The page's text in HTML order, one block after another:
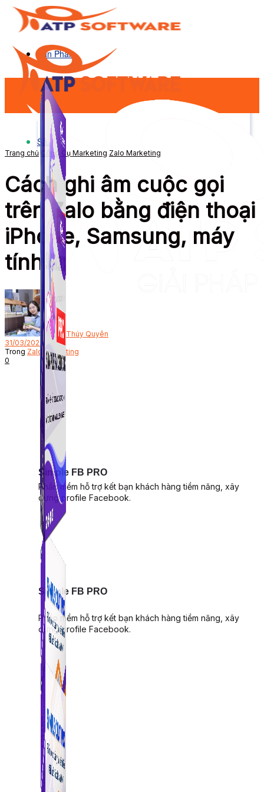
Sản Phẩm
Simple FB PRO
Phần mềm hỗ trợ kết bạn khách hàng tiềm năng, xây
dựng profile Facebook.
Sản Phẩm
Simple FB PRO
Phần mềm hỗ trợ kết bạn khách hàng tiềm năng, xây
dựng profile Facebook.
Trang chủ Công Cụ Marketing Zalo Marketing
Cách ghi âm cuộc gọi
trên Zalo bằng điện thoại
iPhone, Samsung, máy
tính
Bởi Thúy Quyên
31/03/2023
Trong Zalo Marketing
0